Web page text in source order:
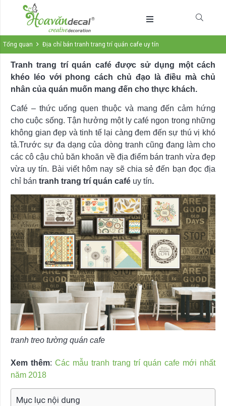
Tổng quan Địa chỉ bán tranh trang trí quán cafe uy tín
Tranh trang trí quán café được sử dụng một cách
khéo léo với phong cách chủ đạo là điều mà chủ
nhân của quán muốn mang đến cho thực khách.
Café – thức uống quen thuộc và mang đến cảm hứng
cho cuộc sống. Tận hưởng một ly café ngon trong những
không gian đẹp và tinh tế lại càng đem đến sự thú vị khó
tả.Trước sự đa dạng của dòng tranh cũng đang làm cho
các cô cậu chủ băn khoăn về địa điểm bán tranh vừa đẹp
vừa uy tín. Bài viết hôm nay sẽ chia sẻ đến bạn đọc địa
chỉ bán tranh trang trí quán café uy tín.
tranh treo tường quán cafe
Xem thêm: Các mẫu tranh trang trí quán cafe mới nhất
năm 2018
Mục lục nội dung